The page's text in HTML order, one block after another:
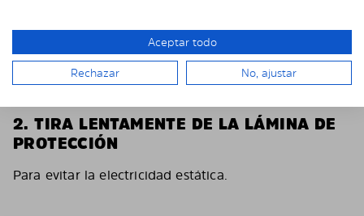
2. TIRA LENTAMENTE DE LA LÁMINA DE
PROTECCIÓN
Para evitar la electricidad estática.
Aceptar todo
Rechazar No, ajustar